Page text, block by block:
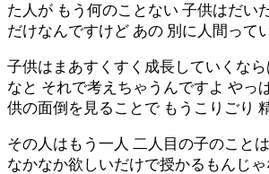
た人が もう何のことない 子供はだい
だけなんですけど あの 別に人間って
子供はまあすくすく成長していくな
なと それで考えちゃうんですよ やっ
供の面倒を見ることで もうこりごり
その人はもう一人 二人目の子のこと
なかなか欲しいだけで授かるもんじ